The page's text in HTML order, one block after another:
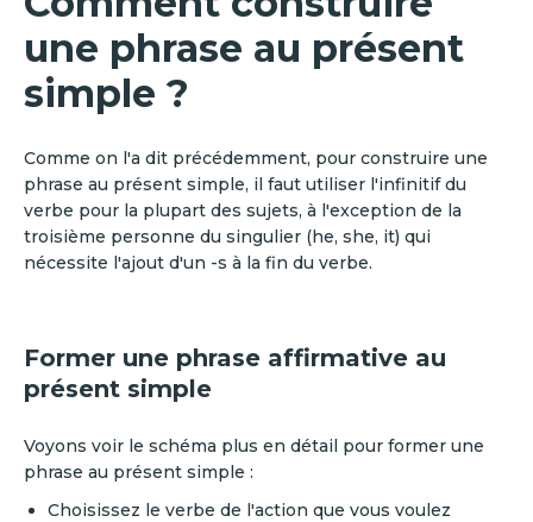
une phrase au présent
simple ?
Comme on l'a dit précédemment, pour construire une
phrase au présent simple, il faut utiliser l'infinitif du
verbe pour la plupart des sujets, à l'exception de la
troisième personne du singulier (he, she, it) qui
nécessite l'ajout d'un -s à la fin du verbe.
Former une phrase affirmative au
présent simple
Voyons voir le schéma plus en détail pour former une
phrase au présent simple :
Choisissez le verbe de l'action que vous voulez